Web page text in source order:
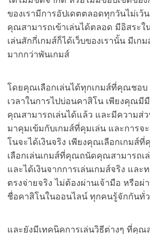
ของเรามีการอัปเดตตลอดทุกวันไม่เว้
คุณสามารถเข้าเล่นได้ตลอด มีอิสระใ
เล่นสักกี่เกมส์ก็ได้เว็บของเรานั้น มีเ
มากกว่าพันเกมส์
โดยคุณเลือกเล่นได้ทุกเกมส์ที่คุณชอบ
เวลาในการไปบ่อนคาสิโน เพียงคุณมี
คุณสามารถเล่นได้แล้ว และมีความส่
มาคุมเข้มกับเกมส์ที่คุมเล่น และการจ
โนจะได้เงินจริง เพียงคุณเลือกเกมส์
เลือกเล่นเกมส์ที่คุณถนัดคุณสามารถเ
และได้เงินจากการเล่นเกมส์จริง และท
ตรงจ่ายจริง ไม่ต้องผ่านเจ้ามือ หรือผ่
ชื่อคาสิโนในออนไลน์ ทุกคนรู้จักกันทั่
และยังมีเทคนิคการเล่นวิธีต่างๆ ที่คุณ